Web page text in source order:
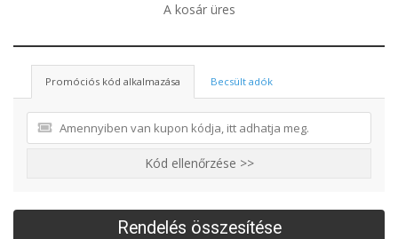
A kosár üres
Promóciós kód alkalmazása Becsült adók
Kód ellenőrzése >>
Rendelés összesítése